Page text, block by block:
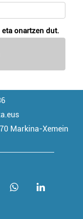
eta onartzen dut.
Markina-Xemein